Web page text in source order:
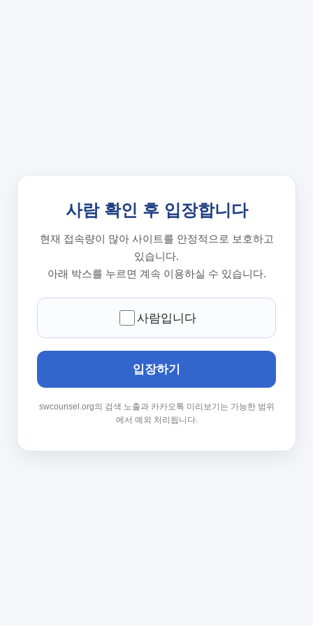
사람 확인 후 입장합니다
현재 접속량이 많아 사이트를 안정적으로 보호하고
있습니다.
아래 박스를 누르면 계속 이용하실 수 있습니다.
사람입니다
입장하기
swcounsel.org의 검색 노출과 카카오톡 미리보기는 가능한 범위
에서 예외 처리됩니다.